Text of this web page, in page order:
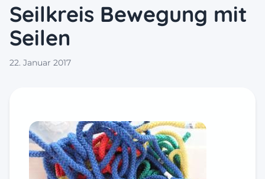
Seilkreis Bewegung mit
Seilen
22. Januar 2017